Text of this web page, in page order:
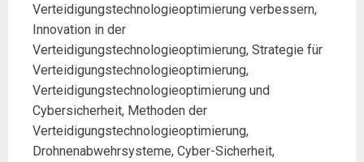
Verteidigungstechnologieoptimierung verbessern,
Innovation in der
Verteidigungstechnologieoptimierung, Strategie für
Verteidigungstechnologieoptimierung,
Verteidigungstechnologieoptimierung und
Cybersicherheit, Methoden der
Verteidigungstechnologieoptimierung,
Drohnenabwehrsysteme, Cyber-Sicherheit,